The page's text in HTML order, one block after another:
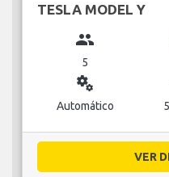
TESLA MODEL Y
group
5
miscellaneous_services
Automático
VER